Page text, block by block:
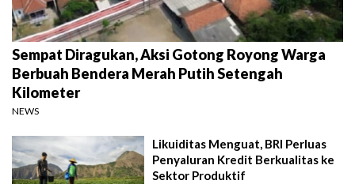
Sempat Diragukan, Aksi Gotong Royong Warga
Berbuah Bendera Merah Putih Setengah
Kilometer
NEWS
Likuiditas Menguat, BRI Perluas
Penyaluran Kredit Berkualitas ke
Sektor Produktif